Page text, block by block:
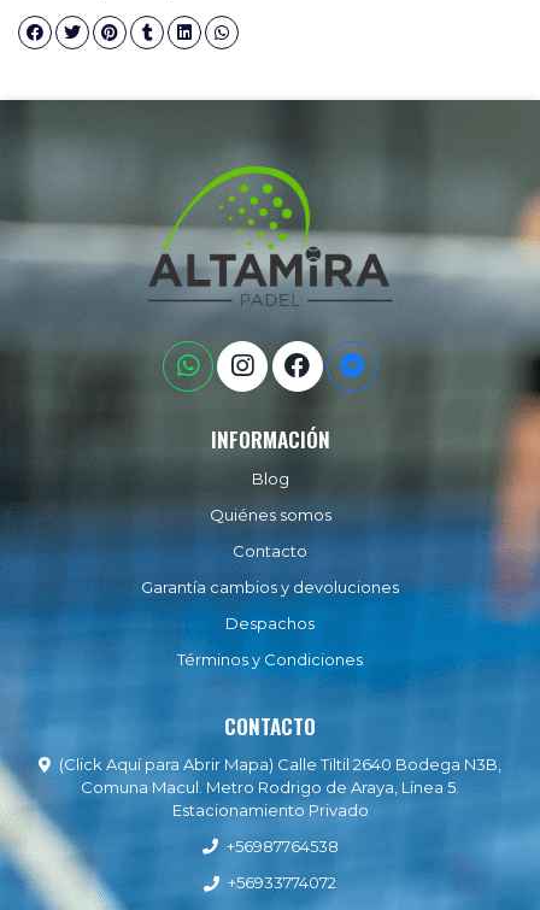
INFORMACIÓN
Blog
Quiénes somos
Contacto
Garantía cambios y devoluciones
Despachos
Términos y Condiciones
CONTACTO
(Click Aquí para Abrir Mapa) Calle Tiltil 2640 Bodega N3B,
Comuna Macul. Metro Rodrigo de Araya, Línea 5.
Estacionamiento Privado
+56987764538
+56933774072